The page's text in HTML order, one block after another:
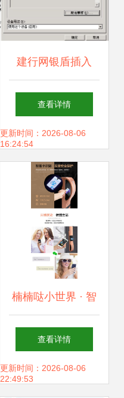
建行网银盾插入
后“咚咚”两声未识
别怎么办？详解智
能卡问题排查
查看详情
更新时间：2026-08-06
16:24:54
楠楠哒小世界 · 智
能卡的平面创意演
绎
查看详情
更新时间：2026-08-06
22:49:53